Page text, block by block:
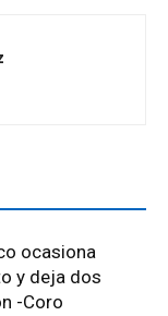
ocasiona
y deja dos
-Coro